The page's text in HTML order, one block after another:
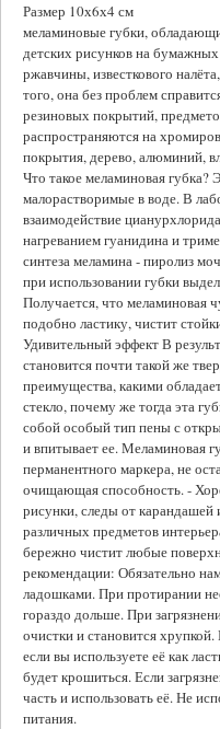
Размер 10х6х4 см
меламиновые губки,
детских рисунков на
ржавчины, известкового
того, она без проблем
резиновых покрытий,
распространяются на
покрытия, дерево, алюминий,
Что такое меламиновая
малорастворимые в воде. В
взаимодействие
нагреванием гуанидина и
синтеза меламина - пиролиз
при использовании губки
Получается, что меламиновая
подобно ластику, чистит
Удивительный эффект В
становится почти такой же
преимущества, какими
стекло, почему же тогда эта
собой особый тип пены с
и впитывает ее. Меламиновая
перманентного маркера, не
очищающая способность. -
рисунки, следы от карандашей
различных предметов
бережно чистит любые
рекомендации: Обязательно
ладошками. При протирании
гораздо дольше. При
очистки и становится
если вы используете её как
будет крошиться. Если
часть и использовать её. Не
питания.